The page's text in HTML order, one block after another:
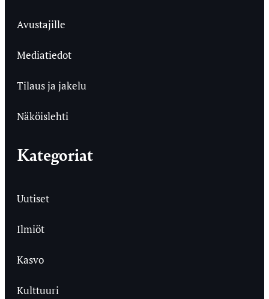
Avustajille
Mediatiedot
Tilaus ja jakelu
Näköislehti
Kategoriat
Uutiset
Ilmiöt
Kasvo
Kulttuuri